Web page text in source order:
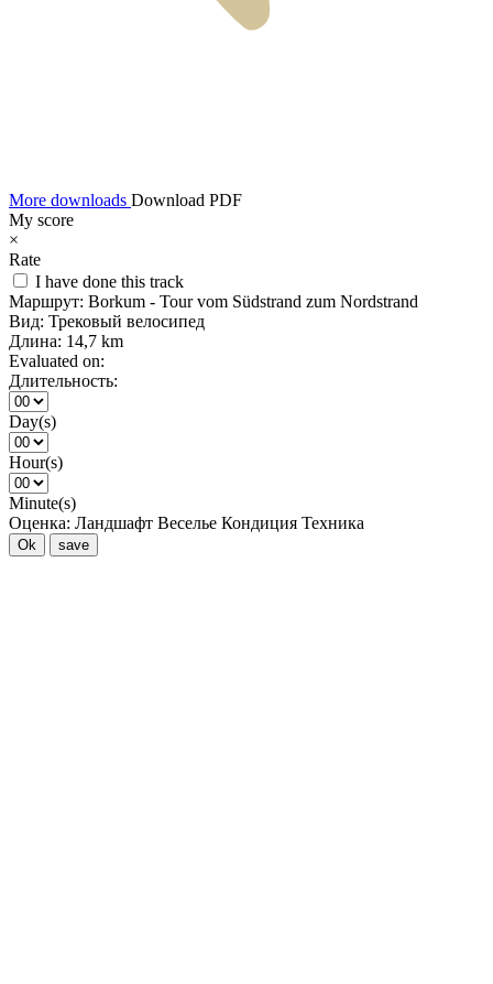
More downloads Download PDF
My score
×
Rate
I have done this track
Маршрут: Borkum - Tour vom Südstrand zum Nordstrand
Вид: Трековый велосипед
Длина: 14,7 km
Evaluated on:
Длительность:
Day(s)
Hour(s)
Minute(s)
Оценка: Ландшафт Веселье Кондиция Техника
Ok save